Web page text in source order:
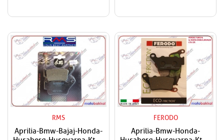
RMS
Aprilia-Bmw-Bajaj-Honda-
FERODO
Aprilia-Bmw-Honda-